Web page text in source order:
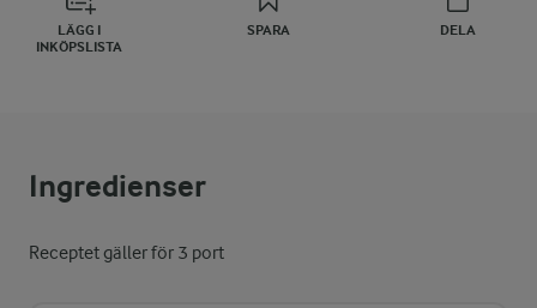
LÄGG I
INKÖPSLISTA
SPARA DELA
Ingredienser
Receptet gäller för 3 port